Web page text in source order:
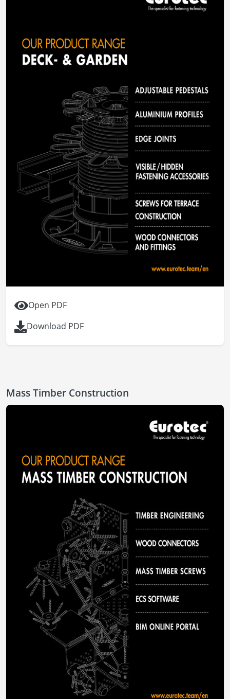
Open PDF
Download PDF
Mass Timber Construction